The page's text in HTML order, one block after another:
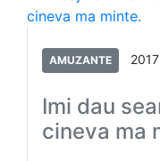
AMUZANTE
Imi dau
cineva ma